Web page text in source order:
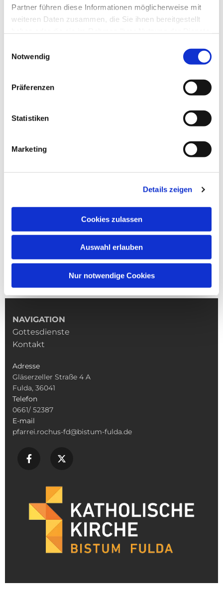
Partner führen diese Informationen möglicherweise mit
weiteren Daten zusammen, die Sie ihnen bereitgestellt
Notwendig
Präferenzen
Statistiken
Marketing
Details zeigen
Cookies zulassen
Auswahl erlauben
Nur notwendige Cookies
Dies könnte Sie auch
interessieren
NAVIGATION
Gottesdienste
Kontakt
Adresse
Gläserzeller Straße 4 A
Fulda, 36041
Telefon
0661/ 52387
E-mail
pfarrei.rochus-fd@bistum-fulda.de